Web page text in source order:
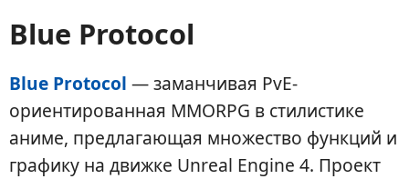
Blue Protocol
Blue Protocol — заманчивая PvE-
ориентированная MMORPG в стилистике
аниме, предлагающая множество функций и
графику на движке Unreal Engine 4. Проект